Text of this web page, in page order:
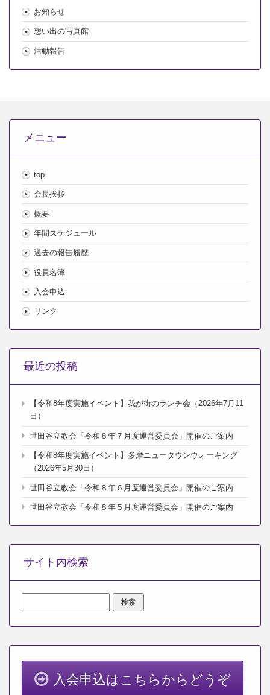
お知らせ
想い出の写真館
活動報告
メニュー
top
会長挨拶
概要
年間スケジュール
過去の報告履歴
役員名簿
入会申込
リンク
最近の投稿
【令和8年度実施イベント】我が街のランチ会（2026年7月11
日）
世田谷立教会「令和８年７月度運営委員会」開催のご案内
【令和8年度実施イベント】多摩ニュータウンウォーキング
（2026年5月30日）
世田谷立教会「令和８年６月度運営委員会」開催のご案内
世田谷立教会「令和８年５月度運営委員会」開催のご案内
サイト内検索
索:
入会申込はこちらからどうぞ